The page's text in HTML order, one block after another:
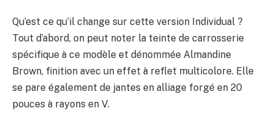
Qu’est ce qu’il change sur cette version Individual ?
Tout d’abord, on peut noter la teinte de carrosserie
spécifique à ce modèle et dénommée Almandine
Brown, finition avec un effet à reflet multicolore. Elle
se pare également de jantes en alliage forgé en 20
pouces à rayons en V.